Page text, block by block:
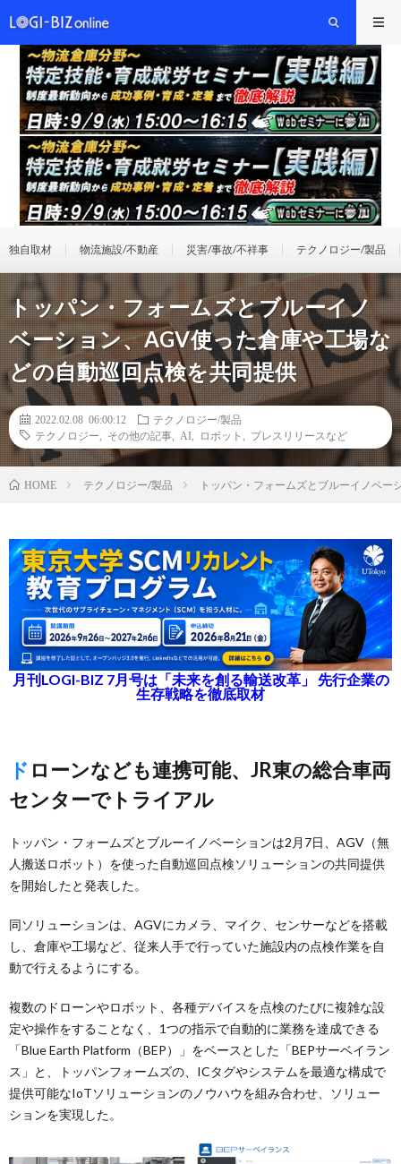
独自取材 物流施設/不動産 災害/事故/不祥事 テクノロジー/製品
トッパン・フォームズとブルーイノ
ベーション、AGV使った倉庫や工場な
どの自動巡回点検を共同提供
2022.02.08 06:00:12
テクノロジー/製品
テクノロジー
その他の記事 AI ロボット プレスリリースなど
HOME テクノロジー/製品 トッパン・フォームズとブルーイノベ
月刊LOGI-BIZ 7月号は「未来を創る輸送改革」 先行企業の
生存戦略を徹底取材
ドローンなども連携可能、JR東の総合車両
センターでトライアル
トッパン・フォームズとブルーイノベーションは2月7日、AGV（無
人搬送ロボット）を使った自動巡回点検ソリューションの共同提供
を開始したと発表した。
同ソリューションは、AGVにカメラ、マイク、センサーなどを搭載
し、倉庫や工場など、従来人手で行っていた施設内の点検作業を自
動で行えるようにする。
複数のドローンやロボット、各種デバイスを点検のたびに複雑な設
定や操作をすることなく、1つの指示で自動的に業務を達成できる
「Blue Earth Platform（BEP）」をベースとした「BEPサーベイラン
ス」と、トッパンフォームズの、ICタグやシステムを最適な構成で
提供可能なIoTソリューションのノウハウを組み合わせ、ソリュー
ションを実現した。